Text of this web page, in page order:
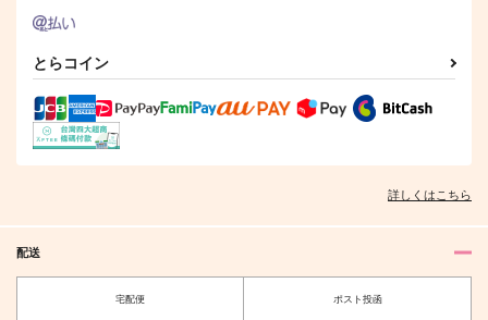
とらコイン
詳しくはこちら
配送
宅配便 ポスト投函